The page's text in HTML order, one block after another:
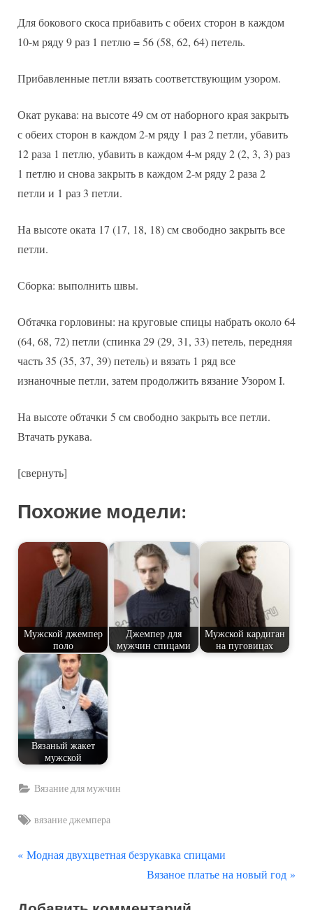
Для бокового скоса прибавить с обеих сторон в каждом
10-м ряду 9 раз 1 петлю = 56 (58, 62, 64) петель.
Прибавленные петли вязать соответствующим узором.
Окат рукава: на высоте 49 см от наборного края закрыть
с обеих сторон в каждом 2-м ряду 1 раз 2 петли, убавить
12 раза 1 петлю, убавить в каждом 4-м ряду 2 (2, 3, 3) раз
1 петлю и снова закрыть в каждом 2-м ряду 2 раза 2
петли и 1 раз 3 петли.
На высоте оката 17 (17, 18, 18) см свободно закрыть все
петли.
Сборка: выполнить швы.
Обтачка горловины: на круговые спицы набрать около 64
(64, 68, 72) петли (спинка 29 (29, 31, 33) петель, передняя
часть 35 (35, 37, 39) петель) и вязать 1 ряд все
изнаночные петли, затем продолжить вязание Узором I.
На высоте обтачки 5 см свободно закрыть все петли.
Втачать рукава.
[свернуть]
Похожие модели:
Мужской джемпер
поло
Джемпер для
мужчин спицами
Мужской кардиган
на пуговицах
Вязаный жакет
мужской
Вязание для мужчин
Tags:
вязание джемпера
Навигация
П
Модная двухцветная безрукавка спицами
С
Вязаное платье на новый год